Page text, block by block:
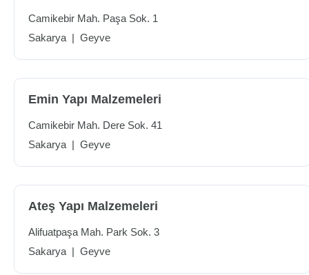
Camikebir Mah. Paşa Sok. 1
Sakarya | Geyve
Emin Yapı Malzemeleri
Camikebir Mah. Dere Sok. 41
Sakarya | Geyve
Ateş Yapı Malzemeleri
Alifuatpaşa Mah. Park Sok. 3
Sakarya | Geyve